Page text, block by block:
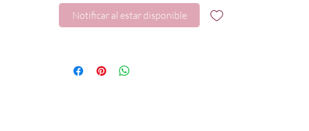
Notificar al estar disponible